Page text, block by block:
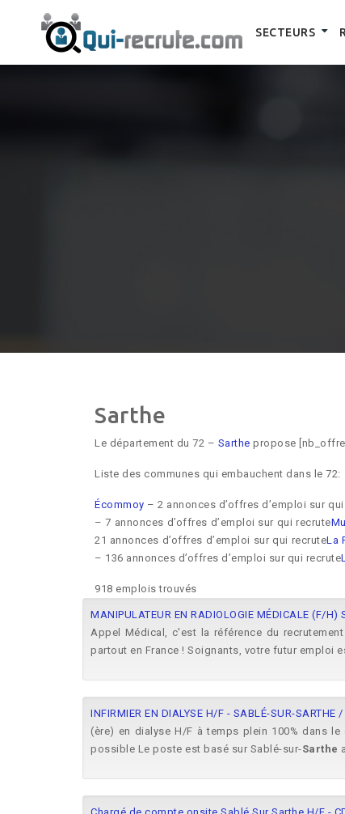
SECTEURS
Sarthe
Le département du 72 – Sarthe propose
Liste des communes qui embauchent dans le 72:
Écommoy – 2 annonces d’offres d’emploi sur
– 7 annonces d’offres d’emploi sur qui recrute
21 annonces d’offres d’emploi sur qui recruteLa
– 136 annonces d’offres d’emploi sur qui recrute
918 emplois trouvés
MANIPULATEUR EN RADIOLOGIE MÉDICALE (F/H)
Appel Médical, c'est la référence du
partout en France ! Soignants, votre futur emploi
INFIRMIER EN DIALYSE H/F - SABLÉ-SUR-SARTHE
(ère) en dialyse H/F à temps plein 100% dans
possible Le poste est basé sur Sablé-sur-Sarthe